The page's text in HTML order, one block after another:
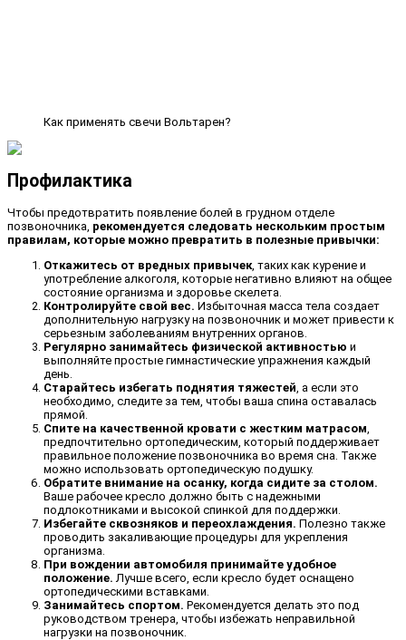
Как применять свечи Вольтарен?
Профилактика
Чтобы предотвратить появление болей в грудном отделе
позвоночника, рекомендуется следовать нескольким простым
правилам, которые можно превратить в полезные привычки:
Откажитесь от вредных привычек , таких как курение и
употребление алкоголя, которые негативно влияют на общее
состояние организма и здоровье скелета.
Контролируйте свой вес. Избыточная масса тела создает
дополнительную нагрузку на позвоночник и может привести к
серьезным заболеваниям внутренних органов.
Регулярно занимайтесь физической активностью и
выполняйте простые гимнастические упражнения каждый
день.
Старайтесь избегать поднятия тяжестей , а если это
необходимо, следите за тем, чтобы ваша спина оставалась
прямой.
Спите на качественной кровати с жестким матрасом
предпочтительно ортопедическим, который поддерживает
правильное положение позвоночника во время сна. Также
можно использовать ортопедическую подушку.
Обратите внимание на осанку, когда сидите за столом.
Ваше рабочее кресло должно быть с надежными
подлокотниками и высокой спинкой для поддержки.
Избегайте сквозняков и переохлаждения. Полезно также
проводить закаливающие процедуры для укрепления
организма.
При вождении автомобиля принимайте удобное
положение. Лучше всего, если кресло будет оснащено
ортопедическими вставками.
Занимайтесь спортом. Рекомендуется делать это под
руководством тренера, чтобы избежать неправильной
нагрузки на позвоночник.